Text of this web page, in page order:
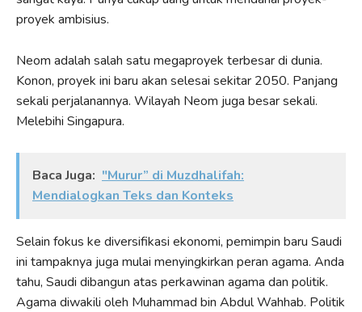
proyek ambisius.
Neom adalah salah satu megaproyek terbesar di dunia.
Konon, proyek ini baru akan selesai sekitar 2050. Panjang
sekali perjalanannya. Wilayah Neom juga besar sekali.
Melebihi Singapura.
Baca Juga: "Murur” di Muzdhalifah:
Mendialogkan Teks dan Konteks
Selain fokus ke diversifikasi ekonomi, pemimpin baru Saudi
ini tampaknya juga mulai menyingkirkan peran agama. Anda
tahu, Saudi dibangun atas perkawinan agama dan politik.
Agama diwakili oleh Muhammad bin Abdul Wahhab. Politik